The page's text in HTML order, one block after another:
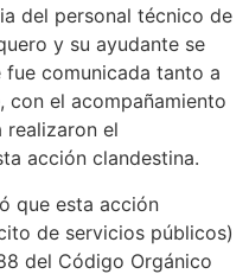
del personal técnico de
y su ayudante se
comunicada tanto a
con el acompañamiento
realizaron el
acción clandestina.
que esta acción
de servicios públicos)
del Código Orgánico